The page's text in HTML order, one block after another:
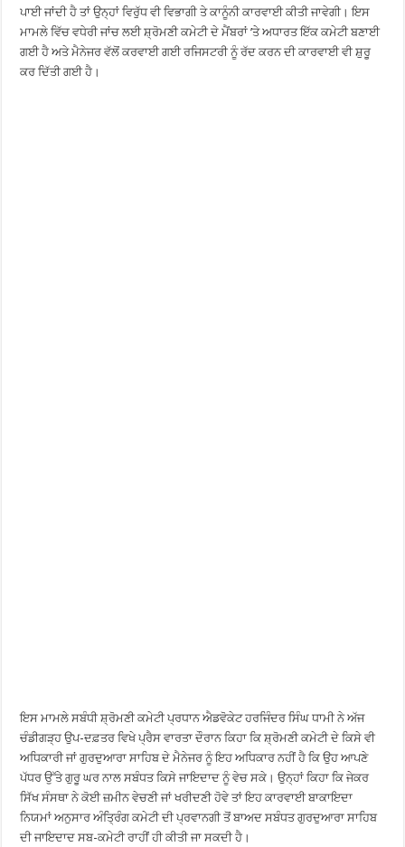
ਪਾਈ ਜਾਂਦੀ ਹੈ ਤਾਂ ਉਨ੍ਹਾਂ ਵਿਰੁੱਧ ਵੀ ਵਿਭਾਗੀ ਤੇ ਕਾਨੂੰਨੀ ਕਾਰਵਾਈ ਕੀਤੀ ਜਾਵੇਗੀ। ਇਸ
ਮਾਮਲੇ ਵਿੱਚ ਵਧੇਰੀ ਜਾਂਚ ਲਈ ਸ਼੍ਰੋਮਣੀ ਕਮੇਟੀ ਦੇ ਮੈਂਬਰਾਂ ’ਤੇ ਅਧਾਰਤ ਇੱਕ ਕਮੇਟੀ ਬਣਾਈ
ਗਈ ਹੈ ਅਤੇ ਮੈਨੇਜਰ ਵੱਲੋਂ ਕਰਵਾਈ ਗਈ ਰਜਿਸਟਰੀ ਨੂੰ ਰੱਦ ਕਰਨ ਦੀ ਕਾਰਵਾਈ ਵੀ ਸ਼ੁਰੂ
ਕਰ ਦਿੱਤੀ ਗਈ ਹੈ।
ਇਸ ਮਾਮਲੇ ਸਬੰਧੀ ਸ਼੍ਰੋਮਣੀ ਕਮੇਟੀ ਪ੍ਰਧਾਨ ਐਡਵੋਕੇਟ ਹਰਜਿੰਦਰ ਸਿੰਘ ਧਾਮੀ ਨੇ ਅੱਜ
ਚੰਡੀਗੜ੍ਹ ਉਪ-ਦਫ਼ਤਰ ਵਿਖੇ ਪ੍ਰੈਸ ਵਾਰਤਾ ਦੌਰਾਨ ਕਿਹਾ ਕਿ ਸ਼੍ਰੋਮਣੀ ਕਮੇਟੀ ਦੇ ਕਿਸੇ ਵੀ
ਅਧਿਕਾਰੀ ਜਾਂ ਗੁਰਦੁਆਰਾ ਸਾਹਿਬ ਦੇ ਮੈਨੇਜਰ ਨੂੰ ਇਹ ਅਧਿਕਾਰ ਨਹੀਂ ਹੈ ਕਿ ਉਹ ਆਪਣੇ
ਪੱਧਰ ਉੱਤੇ ਗੁਰੂ ਘਰ ਨਾਲ ਸਬੰਧਤ ਕਿਸੇ ਜਾਇਦਾਦ ਨੂੰ ਵੇਚ ਸਕੇ। ਉਨ੍ਹਾਂ ਕਿਹਾ ਕਿ ਜੇਕਰ
ਸਿੱਖ ਸੰਸਥਾ ਨੇ ਕੋਈ ਜ਼ਮੀਨ ਵੇਚਣੀ ਜਾਂ ਖਰੀਦਣੀ ਹੋਵੇ ਤਾਂ ਇਹ ਕਾਰਵਾਈ ਬਾਕਾਇਦਾ
ਨਿਯਮਾਂ ਅਨੁਸਾਰ ਅੰਤ੍ਰਿੰਗ ਕਮੇਟੀ ਦੀ ਪ੍ਰਵਾਨਗੀ ਤੋਂ ਬਾਅਦ ਸਬੰਧਤ ਗੁਰਦੁਆਰਾ ਸਾਹਿਬ
ਦੀ ਜਾਇਦਾਦ ਸਬ-ਕਮੇਟੀ ਰਾਹੀਂ ਹੀ ਕੀਤੀ ਜਾ ਸਕਦੀ ਹੈ।